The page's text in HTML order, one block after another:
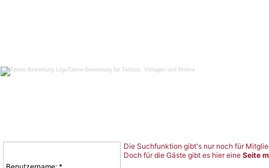
Tattoo-Bewertung für Tattoos, Vorlagen und Motive
Die Suchfunktion gibt's nur noch für
Doch für die Gäste gibt es hier eine Seite